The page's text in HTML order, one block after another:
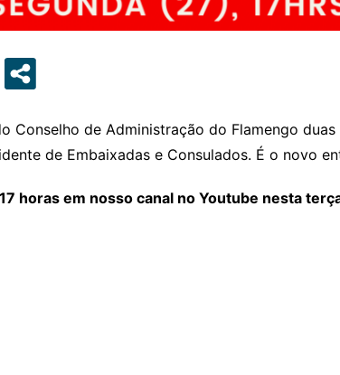
Conselho de Administração do Flamengo
de Embaixadas e Consulados. É o novo
horas em nosso canal no Youtube nesta